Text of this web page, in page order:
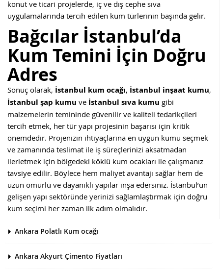
konut ve ticari projelerde, iç ve dış cephe sıva
uygulamalarında tercih edilen kum türlerinin başında gelir.
Bağcılar İstanbul’da
Kum Temini İçin Doğru
Adres
Sonuç olarak, İstanbul kum ocağı, İstanbul inşaat kumu,
İstanbul şap kumu ve İstanbul sıva kumu gibi
malzemelerin temininde güvenilir ve kaliteli tedarikçileri
tercih etmek, her tür yapı projesinin başarısı için kritik
önemdedir. Projenizin ihtiyaçlarına en uygun kumu seçmek
ve zamanında teslimat ile iş süreçlerinizi aksatmadan
ilerletmek için bölgedeki köklü kum ocakları ile çalışmanız
tavsiye edilir. Böylece hem maliyet avantajı sağlar hem de
uzun ömürlü ve dayanıklı yapılar inşa edersiniz. İstanbul’un
gelişen yapı sektöründe yerinizi sağlamlaştırmak için doğru
kum seçimi her zaman ilk adım olmalıdır.
Ankara Polatlı Kum ocağı
Ankara Akyurt Çimento Fiyatları